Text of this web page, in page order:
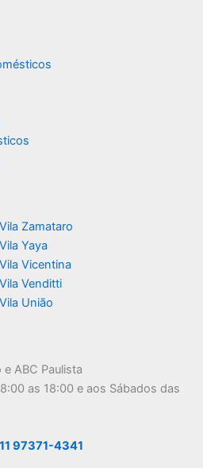
Zamataro
Yaya
Vicentina
Venditti
União
ABC Paulista
as 18:00 e aos Sábados das
11 97371-4341